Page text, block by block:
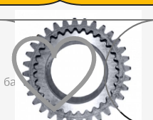
До
бажаного